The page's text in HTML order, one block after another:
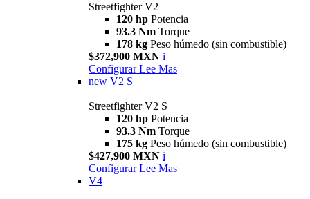
Streetfighter V2
120 hp Potencia
93.3 Nm Torque
178 kg Peso húmedo (sin combustible)
$372,900 MXN i
Configurar Lee Mas
new V2 S
Streetfighter V2 S
120 hp Potencia
93.3 Nm Torque
175 kg Peso húmedo (sin combustible)
$427,900 MXN i
Configurar Lee Mas
V4